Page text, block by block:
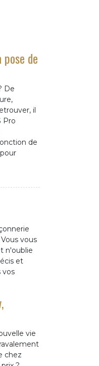
de
De
il
Pro
de
vous
n'oublie
et
vos
vie
chez